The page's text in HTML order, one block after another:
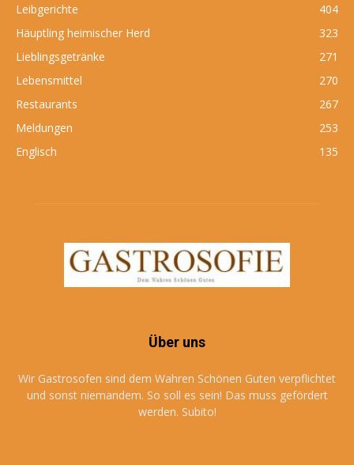
Leibgerichte
404
Häuptling heimischer Herd
323
Lieblingsgetränke
271
Lebensmittel
270
Restaurants
267
Meldungen
253
Englisch
135
Über uns
Wir Gastrosofen sind dem Wahren Schönen Guten verpflichtet
und sonst niemandem. So soll es sein! Das muss gefördert
werden. Subito!